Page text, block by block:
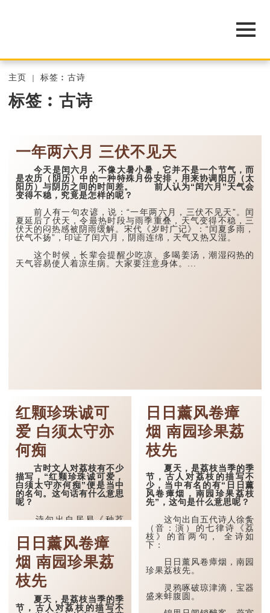
主页 标签︰古诗
标签︰古诗
一年两六月 三伏不见天
今天是闰六月，不像大暑小暑，它并不是一个节气，而
是农历（阴历）中的一种特殊月份安排，用来协调阳历（太
阳历）与阴历之间的时间差。 前人认为“闰六月”天气会
变得不稳，究竟是怎样的呢？
前人有一句农谚，说：“一年两六月，三伏不见天”。闰
夏延后了伏天，令最热时段与雨季重叠，天气变得不稳，三
伏天的闷热感被阴雨缓解。宋代《岁时广记》：“闰夏多雨，
伏气不扬”，印证了闰六月，阴雨连绵，天气又热又湿。
这个时候，长辈会提醒少吃凉、多喝姜汤，潮湿闷热的
天气容易使人着凉生病。大家要注意身体。...
红颗珍珠诚可
爱 白须太守亦
何痴
古时文人对荔枝有不少
描写，“红颗珍珠诚可爱，
白须太守亦何痴”便是当中
的名句。这句话有什么意思
呢？
诗句出自居易《种荔
红颗珍珠诚可爱，白须
太守亦何痴。 十年结
子知谁在，自向庭中种荔
枝。
这是一首七言律诗，是
白居易在忠州任职太守时的
作品。
日日薰风卷瘴
烟 南园珍果荔
枝先
夏天，是荔枝当季的季
节，古人对荔枝的描写不
日日薰风卷瘴
烟 南园珍果荔
枝先
夏天，是荔枝当季的季
节，古人对荔枝的描写不
少，当中有名的有“日日薰
风卷瘴烟，南园珍果荔枝
先”，这句是什么意思呢？
这句出自五代诗人徐夤
（音：演）的七律诗《荔
枝》的首两句， 全诗如
下：
日日薰风卷瘴烟，南园
珍果荔枝先。
灵鸦啄破琼津滴，宝器
盛来蚌腹圆。